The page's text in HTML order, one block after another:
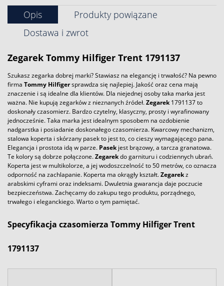
Opis
Produkty powiązane
Dostawa i zwrot
Zegarek Tommy Hilfiger Trent 1791137
Szukasz zegarka dobrej marki? Stawiasz na elegancję i trwałość? Na pewno
firma Tommy Hilfigersprawdza się najlepiej. Jakość oraz cena mają
znaczenie i są idealne dla klientów. Dla niejednej osoby taka marka jest
ważna. Nie kupują zegarków z nieznanych źródeł.Zegarek1791137 to
doskonały czasomierz. Bardzo czytelny, klasyczny, prosty i wyrafinowany
jednocześnie. Taka marka jest idealnym sposobem na ozdobienie
nadgarstka i posiadanie doskonałego czasomierza. Kwarcowy mechanizm,
stalowa koperta i skórzany pasek to jest to, co cieszy wymagającego pana.
Elegancja i prostota idą w parze. Pasekjest brązowy, a tarcza granatowa.
Te kolory są dobrze połączone.Zegarekdo garnituru i codziennych ubrań.
Koperta jest w multikolorze, a jej wodoszczelność to 50 metrów, co oznacza
odporność na zachlapanie. Koperta ma okrągły kształt.Zegarekz
arabskimi cyframi oraz indeksami. Dwuletnia gwarancja daje poczucie
bezpieczeństwa. Zachęcamy do zakupu tego produktu, porządnego,
trwałego i eleganckiego. Warto o tym pamiętać.
Specyfikacja czasomierza Tommy Hilfiger Trent
1791137